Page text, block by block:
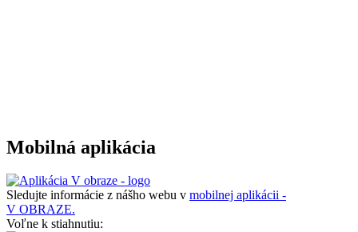
Mobilná aplikácia
Sledujte informácie z nášho webu v mobilnej aplikácii -
V OBRAZE.
Voľne k stiahnutiu: